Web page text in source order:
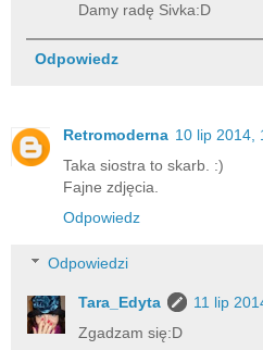
Damy radę Sivka:D
Odpowiedz
Retromoderna 10 lip 2014,
Taka siostra to skarb. :)
Fajne zdjęcia.
Odpowiedz
Odpowiedzi
Tara_Edyta
11 lip
Zgadzam się:D